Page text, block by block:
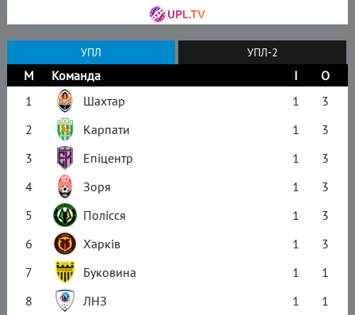
УПЛ УПЛ-2
М Команда І
О
1
Шахтар 1
3
2
Карпати 1
3
3
Епіцентр 1
3
4
Зоря 1
3
5
Полісся 1
3
6
Харків 1
3
7
Буковина 1
1
8
ЛНЗ 1
1